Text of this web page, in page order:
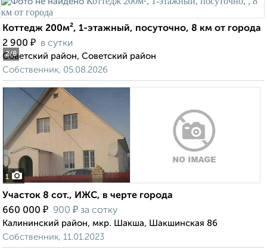
2/8
Коттедж 200м², 1-этажный, посуточно, 8 км от города
2 900 ₽ в сутки
Советский район, Советский район
Собственник, 05.08.2026
1
Участок 8 сот., ИЖС, в черте города
660 000 ₽ 900 ₽ за сотку
Калининский район, мкр. Шакша, Шакшинская 86
Собственник, 11.01.2023